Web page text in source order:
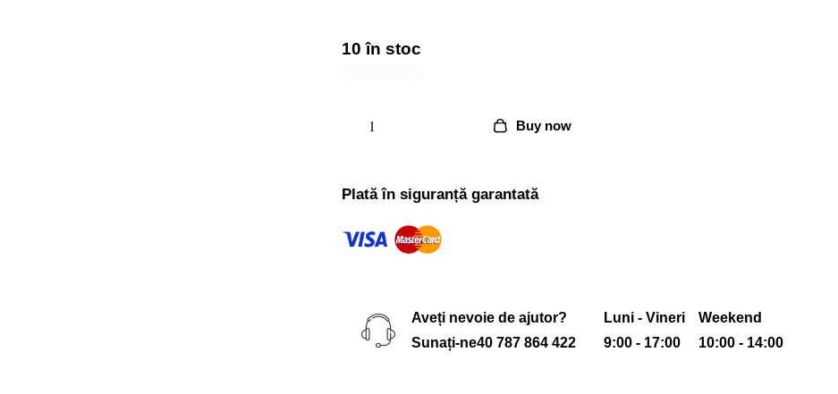
10 în stoc
Buy now
Plată în siguranță garantată
Aveți nevoie de ajutor?
Sunați-ne40 787 864 422
Luni - Vineri
9:00 - 17:00
Weekend
10:00 - 14:00